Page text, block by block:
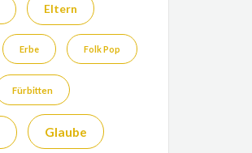
Eltern
Erbe Folk Pop
Fürbitten
Glaube